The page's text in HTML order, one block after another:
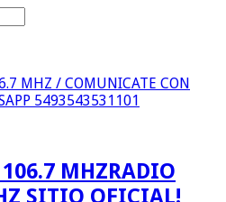
MHZ / COMUNICATE CON
5493543531101
RADIO
SITIO OFICIAL!